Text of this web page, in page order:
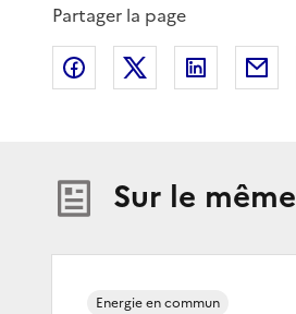
Partager la page
Partager sur Facebook
Partager sur X
Sur le
Energie en commun